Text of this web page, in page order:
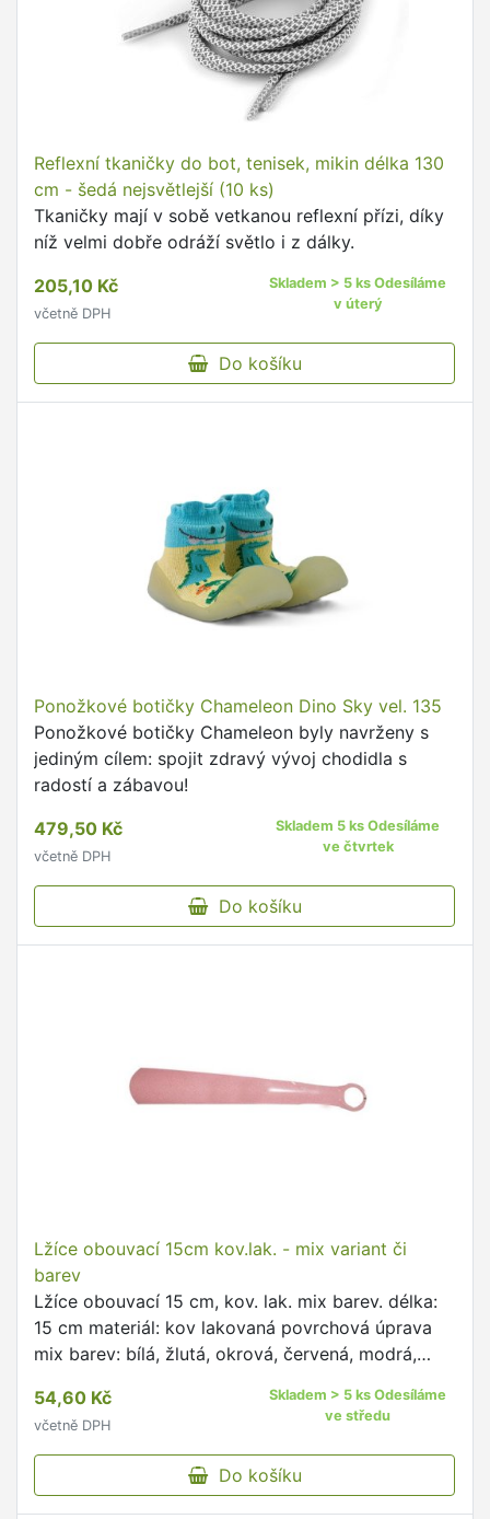
Reflexní tkaničky do bot, tenisek, mikin délka 130
cm - šedá nejsvětlejší (10 ks)
Tkaničky mají v sobě vetkanou reflexní přízi, díky
níž velmi dobře odráží světlo i z dálky.
205,10 Kč
včetně DPH
Skladem > 5 ks Odesíláme
v úterý
Do košíku
Ponožkové botičky Chameleon Dino Sky vel. 135
Ponožkové botičky Chameleon byly navrženy s
jediným cílem: spojit zdravý vývoj chodidla s
radostí a zábavou!
479,50 Kč
včetně DPH
Skladem 5 ks Odesíláme
ve čtvrtek
Do košíku
Lžíce obouvací 15cm kov.lak. - mix variant či
barev
Lžíce obouvací 15 cm, kov. lak. mix barev. délka:
15 cm materiál: kov lakovaná povrchová úprava
mix barev: bílá, žlutá, okrová, červená, modrá,
nazouvání …
54,60 Kč
včetně DPH
Skladem > 5 ks Odesíláme
ve středu
Do košíku